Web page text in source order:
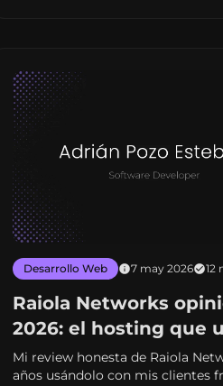
Desarrollo Web 7 may 2026 12
Raiola Networks
2026: el hosting que
mis clientes (review
Mi review honesta de Raiola
años usándolo con mis clientes